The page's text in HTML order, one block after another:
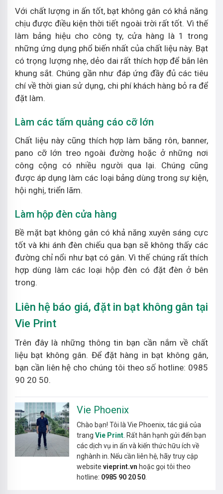
Với chất lượng in ấn tốt, bạt không gân có khả năng
chịu được điều kiện thời tiết ngoài trời rất tốt. Vì thế
làm bảng hiệu cho công ty, cửa hàng là 1 trong
những ứng dụng phổ biến nhất của chất liệu này. Bạt
có trọng lượng nhẹ, dẻo dai rất thích hợp để bắn lên
khung sắt. Chúng gần như đáp ứng đầy đủ các tiêu
chí về thời gian sử dụng, chi phí khách hàng bỏ ra để
đặt làm.
Làm các tấm quảng cáo cỡ lớn
Chất liệu này cũng thích hợp làm băng rôn, banner,
pano cỡ lớn treo ngoài đường hoặc ở những nơi
công cộng có nhiều người qua lại. Chúng cũng
được áp dụng làm các loại bảng dùng trong sự kiện,
hội nghị, triển lãm.
Làm hộp đèn cửa hàng
Bề mặt bạt không gân có khả năng xuyên sáng cực
tốt và khi ánh đèn chiếu qua bạn sẽ không thấy các
đường chỉ nổi như bạt có gân. Vì thế chúng rất thích
hợp dùng làm các loại hộp đèn có đặt đèn ở bên
trong.
Liên hệ báo giá, đặt in bạt không gân tại
Vie Print
Trên đây là những thông tin bạn cần nắm về chất
liệu bạt không gân. Để đặt hàng in bạt không gân,
bạn cần liên hệ cho chúng tôi theo số hotline: 0985
90 20 50.
Vie Phoenix
Chào bạn! Tôi là Vie Phoenix, tác giả của
trangVie Print . Rất hân hạnh gửi đến bạn
các dịch vụ in ấn và kiến thức hữu ích về
nghành in. Nếu cần liên hệ, hãy truy cập
websitevieprint.vn hoặc gọi tôi theo
hotline: 0985 90 20 50